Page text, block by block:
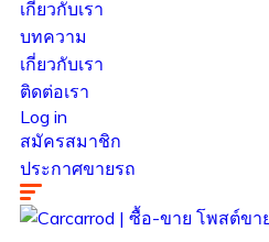
เกี่ยวกับเรา
บทความ
เกี่ยวกับเรา
ติดต่อเรา
Log in
สมัครสมาชิก
ประกาศขายรถ